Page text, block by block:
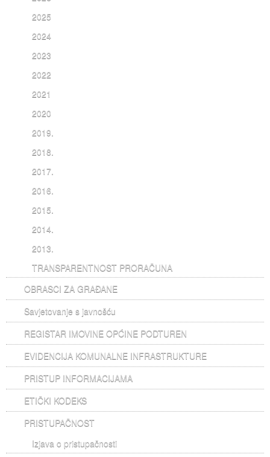
2025
2024
2023
2022
2021
2020
2019.
2018.
2017.
2016.
2015.
2014.
2013.
TRANSPARENTNOST PRORAČUNA
OBRASCI ZA GRAĐANE
Savjetovanje s javnošću
REGISTAR IMOVINE OPĆINE PODTUREN
EVIDENCIJA KOMUNALNE INFRASTRUKTURE
PRISTUP INFORMACIJAMA
ETIČKI KODEKS
PRISTUPAČNOST
Izjava o pristupačnosti